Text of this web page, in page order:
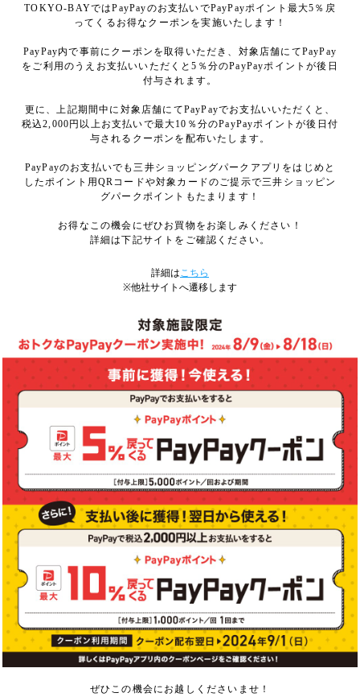
TOKYO-BAYではPayPayのお支払いでPayPayポイント最大5％戻
ってくるお得なクーポンを実施いたします！
PayPay内で事前にクーポンを取得いただき、対象店舗にてPayPay
をご利用のうえお支払いいただくと5％分のPayPayポイントが後日
付与されます。
更に、上記期間中に対象店舗にてPayPayでお支払いいただくと、
税込2,000円以上お支払いで最大10％分のPayPayポイントが後日付
与されるクーポンを配布いたします。
PayPayのお支払いでも三井ショッピングパークアプリをはじめと
したポイント用QRコードや対象カードのご提示で三井ショッピン
グパークポイントもたまります！
お得なこの機会にぜひお買物をお楽しみください！
詳細は下記サイトをご確認ください。
詳細はこちら
※他社サイトへ遷移します
ぜひこの機会にお越しくださいませ！